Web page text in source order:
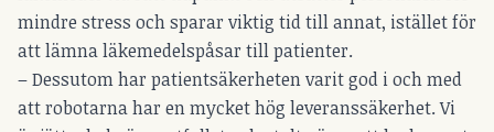
mindre stress och sparar viktig tid till annat, istället för
att lämna läkemedelspåsar till patienter.
– Dessutom har patientsäkerheten varit god i och med
att robotarna har en mycket hög leveranssäkerhet. Vi